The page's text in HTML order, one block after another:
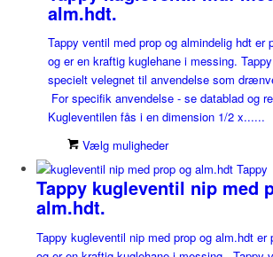
alm.hdt.
Tappy ventil med prop og almindelig hdt er
og er en kraftig kuglehane i messing.
specielt velegnet til anvendelse som
For specifik anvendelse - se datablad og
Kugleventilen fås i en dimension 1/2 x......
Vælg muligheder
Tappy kugleventil nip med
alm.hdt.
Tappy kugleventil nip med prop og alm.hdt er